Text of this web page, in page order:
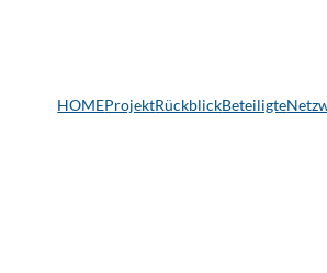
HOMEProjektRückblickBeteiligte